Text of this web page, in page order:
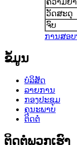
ຄວາມຍ
ວັດສະດຸ
ຈົບ
ການສອ
ຂໍ້ມູນ
ບໍລິສັດ
ລາຍການ
ກອງປະຊຸມ
ຄຸນະພາບ
ຕິດຕໍ່
ຕິດ​ຕໍ່​ພວກ​ເຮົາ